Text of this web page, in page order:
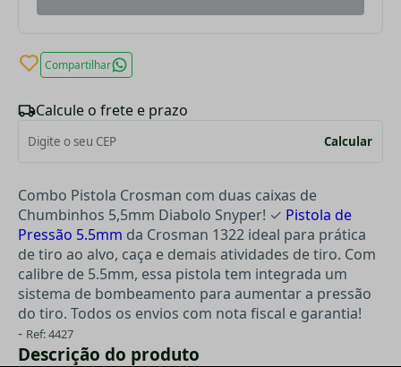
Compartilhar
Calcule o frete e prazo
Calcular
Combo Pistola Crosman com duas caixas de
Chumbinhos 5,5mm Diabolo Snyper! ✓ Pistola de
Pressão 5.5mm da Crosman 1322 ideal para prática
de tiro ao alvo, caça e demais atividades de tiro. Com
calibre de 5.5mm, essa pistola tem integrada um
sistema de bombeamento para aumentar a pressão
do tiro. Todos os envios com nota fiscal e garantia!
- Ref: 4427
Descrição do produto